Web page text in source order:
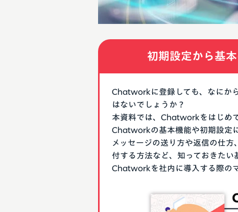
初期設定から基
Chatworkに登録しても、なにか
はないでしょうか？
本資料では、Chatworkをはじめ
Chatworkの基本機能や初期設定
メッセージの送り方や返信の仕
付する方法など、知っておきたい
Chatworkを社内に導入する際の